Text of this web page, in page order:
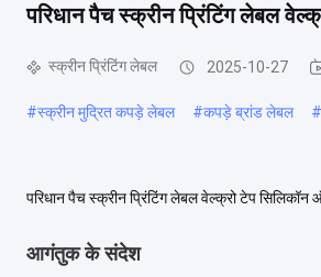
परिधान पैच स्क्रीन प्रिंटिंग लेबल
स्क्रीन प्रिंटिंग लेबल 2025-10-27
#स्क्रीन मुद्रित कपड़े लेबल #कपड़े ब्रांड लेबल #
परिधान पैच स्क्रीन प्रिंटिंग लेबल वेल्क्रो टेप
आगंतुक के संदेश